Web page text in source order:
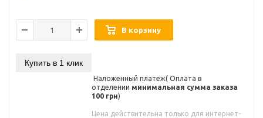
В корзину
Купить в 1 клик
Наложенный платеж( Оплата в
отделении минимальная сумма заказа
100 грн)
Цена действительна только для интернет-